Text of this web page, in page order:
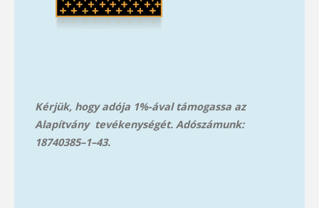
Kérjük, hogy adója 1%-ával támogassa az
Alapítvány tevékenységét. Adószámunk:
18740385–1–43.